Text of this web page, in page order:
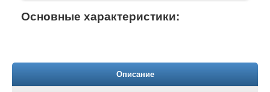
Основные характеристики:
Описание